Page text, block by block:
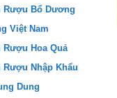
Rượu Bổ Dương
Việt Nam
Rượu Hoa Quả
Rượu Nhập Khẩu
Dung